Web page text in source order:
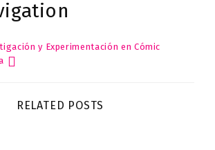
y Experimentación en Cómic
RELATED POSTS